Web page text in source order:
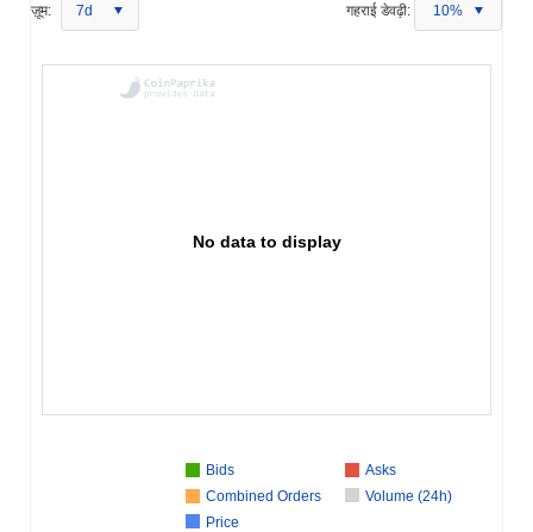
ज़ूम: 7d गहराई डेवढ़ी: 10%
No data to display
Bids
Asks
Combined Orders
Volume (24h)
Price